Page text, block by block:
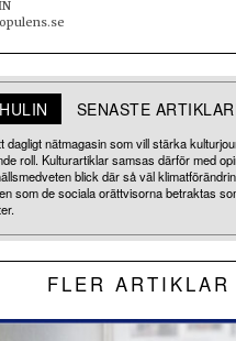
SENASTE
dagligt nätmagasin som vill stärka
roll. Kulturartiklar samsas därför med
blick där så väl
som de sociala orättvisorna betraktas
FLER ARTIKLAR